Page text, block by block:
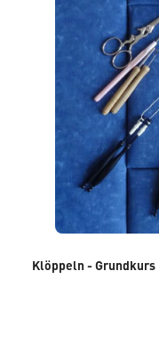
Klöppeln - Grundkurs